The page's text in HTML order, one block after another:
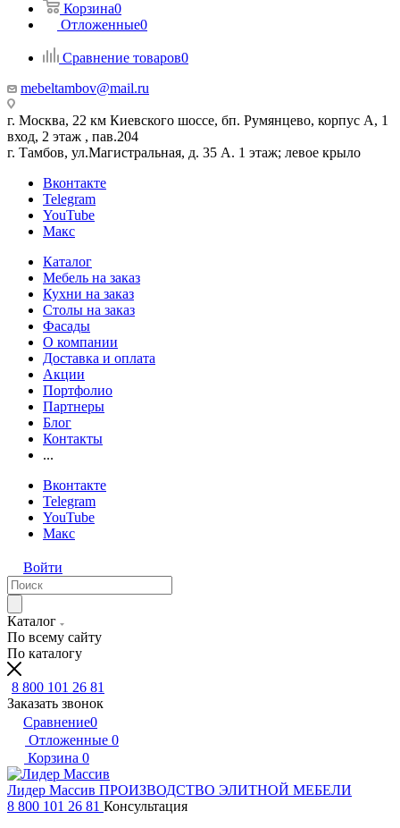
Корзина0
Отложенные0
Сравнение товаров0
mebeltambov@mail.ru
г. Москва, 22 км Киевского шоссе, бп. Румянцево, корпус А, 1
вход, 2 этаж , пав.204
г. Тамбов, ул.Магистральная, д. 35 А. 1 этаж; левое крыло
Вконтакте
Telegram
YouTube
Макс
Каталог
Мебель на заказ
Кухни на заказ
Столы на заказ
Фасады
О компании
Доставка и оплата
Акции
Портфолио
Партнеры
Блог
Контакты
...
Вконтакте
Telegram
YouTube
Макс
Войти
Каталог
По всему сайту
По каталогу
8 800 101 26 81
Заказать звонок
Сравнение0
Отложенные 0
Корзина 0
Лидер Массив ПРОИЗВОДСТВО ЭЛИТНОЙ МЕБЕЛИ
8 800 101 26 81 Консультация